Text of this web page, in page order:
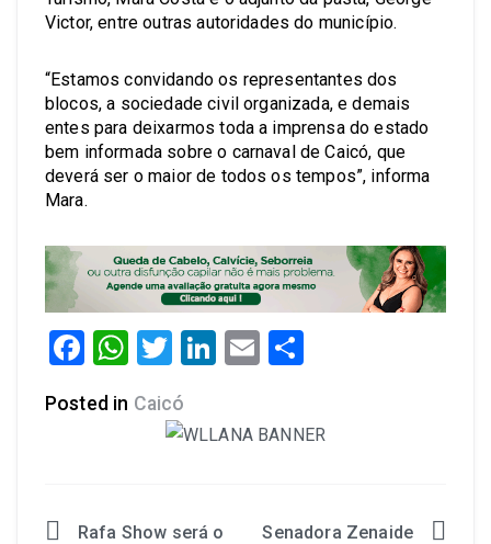
Victor, entre outras autoridades do município.
“Estamos convidando os representantes dos
blocos, a sociedade civil organizada, e demais
entes para deixarmos toda a imprensa do estado
bem informada sobre o carnaval de Caicó, que
deverá ser o maior de todos os tempos”, informa
Mara.
Facebook
WhatsApp
Twitter
LinkedIn
Email
Posted in Caicó
Rafa Show será o
Senadora Zenaide